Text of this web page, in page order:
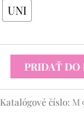
UNI
PRIDAŤ DO
Katalógové číslo: M